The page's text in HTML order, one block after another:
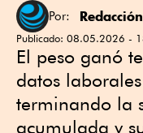
Por:
Publicado: 08.05.2026 -
El peso ganó
datos
terminando la
acumulada y